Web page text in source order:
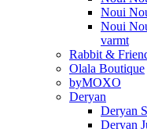
Noui
Noui
varmt
Rabbit &
Olala Boutique
byMOXO
Deryan
Deryan
Deryan